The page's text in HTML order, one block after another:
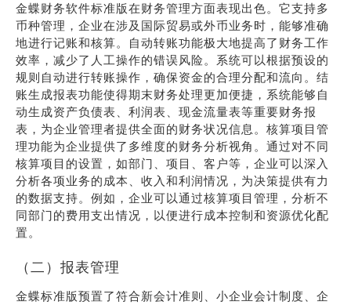
金蝶财务软件标准版在财务管理方面表现出色。它支持多
币种管理，企业在涉及国际贸易或外币业务时，能够准确
地进行记账和核算。自动转账功能极大地提高了财务工作
效率，减少了人工操作的错误风险。系统可以根据预设的
规则自动进行转账操作，确保资金的合理分配和流向。结
账生成报表功能使得期末财务处理更加便捷，系统能够自
动生成资产负债表、利润表、现金流量表等重要财务报
表，为企业管理者提供全面的财务状况信息。核算项目管
理功能为企业提供了多维度的财务分析视角。通过对不同
核算项目的设置，如部门、项目、客户等，企业可以深入
分析各项业务的成本、收入和利润情况，为决策提供有力
的数据支持。例如，企业可以通过核算项目管理，分析不
同部门的费用支出情况，以便进行成本控制和资源优化配
置。
（二）报表管理
金蝶标准版预置了符合新会计准则、小企业会计制度、企